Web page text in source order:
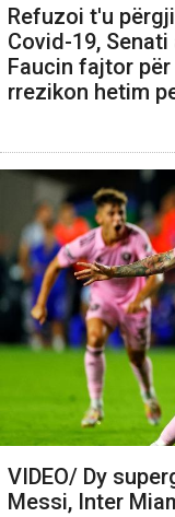
Refuzoi t'u
Covid-19,
Faucin fajtor
rrezikon hetim
VIDEO/ Dy
Messi, Inter